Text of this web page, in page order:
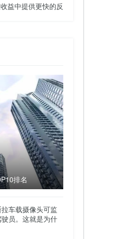
益中提供更快的反弹：菲利普尔
排名
车载摄像头可监
员。这就是为什